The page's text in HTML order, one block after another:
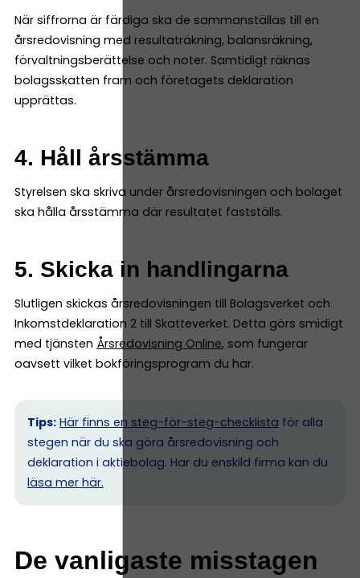
När siffrorna är färdiga ska de sammanställas till en
årsredovisning med resultaträkning, balansräkning,
förvaltningsberättelse och noter. Samtidigt räknas
bolagsskatten fram och företagets deklaration
upprättas.
4. Håll årsstämma
Styrelsen ska skriva under årsredovisningen och bolaget
ska hålla årsstämma där resultatet fastställs.
5. Skicka in handlingarna
Slutligen skickas årsredovisningen till Bolagsverket och
Inkomstdeklaration 2 till Skatteverket. Detta görs smidigt
med tjänsten Årsredovisning Online, som fungerar
oavsett vilket bokföringsprogram du har.
Tips: Här finns en steg-för-steg-checklista för alla
stegen när du ska göra årsredovisning och
deklaration i aktiebolag. Har du enskild firma kan du
läsa mer här.
De vanligaste misstagen